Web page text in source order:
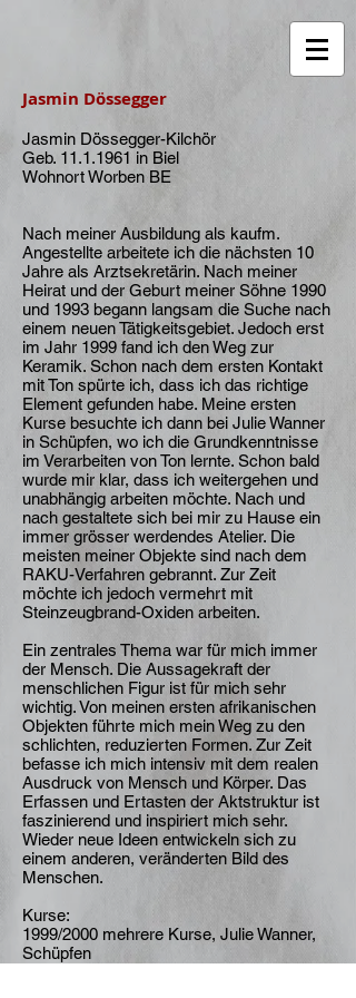
Jasmin Dössegger
Jasmin Dössegger-Kilchör
Geb. 11.1.1961 in Biel
Wohnort Worben BE
Nach meiner Ausbildung als kaufm.
Angestellte arbeitete ich die nächsten 10
Jahre als Arztsekretärin. Nach meiner
Heirat und der Geburt meiner Söhne 1990
und 1993 begann langsam die Suche nach
einem neuen Tätigkeitsgebiet. Jedoch erst
im Jahr 1999 fand ich den Weg zur
Keramik. Schon nach dem ersten Kontakt
mit Ton spürte ich, dass ich das richtige
Element gefunden habe. Meine ersten
Kurse besuchte ich dann bei Julie Wanner
in Schüpfen, wo ich die Grundkenntnisse
im Verarbeiten von Ton lernte. Schon bald
wurde mir klar, dass ich weitergehen und
unabhängig arbeiten möchte. Nach und
nach gestaltete sich bei mir zu Hause ein
immer grösser werdendes Atelier. Die
meisten meiner Objekte sind nach dem
RAKU-Verfahren gebrannt. Zur Zeit
möchte ich jedoch vermehrt mit
Steinzeugbrand-Oxiden arbeiten.
Ein zentrales Thema war für mich immer
der Mensch. Die Aussagekraft der
menschlichen Figur ist für mich sehr
wichtig. Von meinen ersten afrikanischen
Objekten führte mich mein Weg zu den
schlichten, reduzierten Formen. Zur Zeit
befasse ich mich intensiv mit dem realen
Ausdruck von Mensch und Körper. Das
Erfassen und Ertasten der Aktstruktur ist
faszinierend und inspiriert mich sehr.
Wieder neue Ideen entwickeln sich zu
einem anderen, veränderten Bild des
Menschen.
Kurse:
1999/2000 mehrere Kurse, Julie Wanner,
Schüpfen